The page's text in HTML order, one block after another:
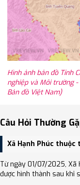
Hình ảnh bản đồ Tỉnh
nghiệp và Môi trường
Bản đồ Việt Nam)
Câu Hỏi Thường
Xã Hạnh Phúc thuộc
Từ ngày 01/07/2025, Xã
được hình thành sau khi